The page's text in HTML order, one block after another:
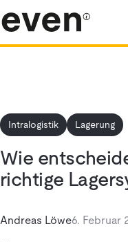
Intralogistik Lagerung
Wie
richtige
Andreas Löwe6. Februar